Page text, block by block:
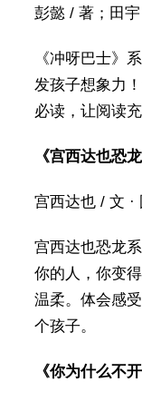
彭懿 / 著；田
《冲呀巴士》
发孩子想象力
必读，让阅读
《宫西达也恐
宫西达也 / 文 ·
宫西达也恐龙
你的人，你变
温柔。体会感
个孩子。
《你为什么不开